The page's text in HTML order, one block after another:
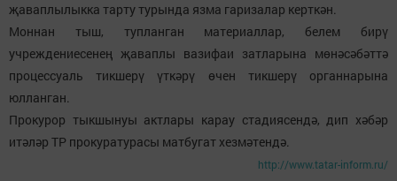
җаваплылыкка тарту турында язма гаризалар керткән.
Моннан тыш, тупланган материаллар, белем бирү
учреждениесенең җаваплы вазифаи затларына мөнәсәбәттә
процессуаль тикшерү үткәрү өчен тикшерү органнарына
юлланган.
Прокурор тыкшынуы актлары карау стадиясендә, дип хәбәр
итәләр ТР прокуратурасы матбугат хезмәтендә.
http://www.tatar-inform.ru/